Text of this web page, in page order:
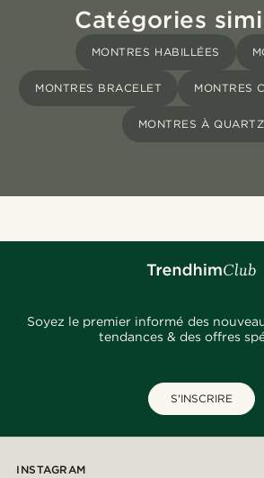
Catégories
MONTRES HABILLÉES
MONTRES BRACELET MONTRES
MONTRES À QUARTZ
Soyez le premier informé des
tendances & des offres
S'INSCRIRE
INSTAGRAM